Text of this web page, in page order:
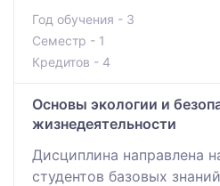
Год обучения - 3
Семестр - 1
Кредитов - 4
Основы экологии и
жизнедеятельности
Дисциплина направлена
студентов базовых